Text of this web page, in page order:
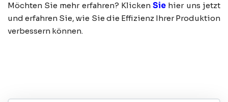
Möchten Sie mehr erfahren? Klicken Sie hier uns jetzt
und erfahren Sie, wie Sie die Effizienz Ihrer Produktion
verbessern können.